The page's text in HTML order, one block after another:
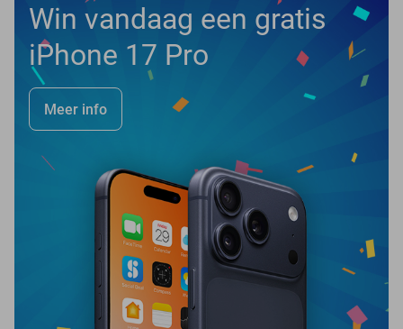
Win vandaag een gratis
iPhone 17 Pro
Meer info